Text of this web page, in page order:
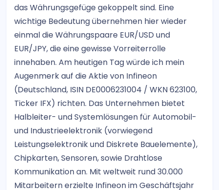
das Währungsgefüge gekoppelt sind. Eine
wichtige Bedeutung übernehmen hier wieder
einmal die Währungspaare EUR/USD und
EUR/JPY, die eine gewisse Vorreiterrolle
innehaben. Am heutigen Tag würde ich mein
Augenmerk auf die Aktie von Infineon
(Deutschland, ISIN DE0006231004 / WKN 623100,
Ticker IFX) richten. Das Unternehmen bietet
Halbleiter- und Systemlösungen für Automobil-
und Industrieelektronik (vorwiegend
Leistungselektronik und Diskrete Bauelemente),
Chipkarten, Sensoren, sowie Drahtlose
Kommunikation an. Mit weltweit rund 30.000
Mitarbeitern erzielte Infineon im Geschäftsjahr